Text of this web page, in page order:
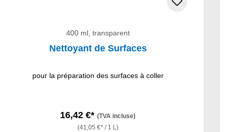
400 ml, transparent
Nettoyant de Surfaces
pour la préparation des surfaces à coller
16,42 €*(TVA incluse)
(41,05 €* / 1 L)